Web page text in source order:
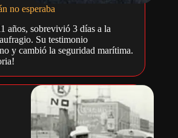
no esperaba
años, sobrevivió 3 días a la
Su testimonio
y cambió la seguridad marítima.